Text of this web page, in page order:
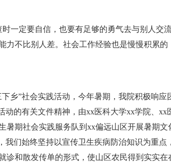
定要自信，也要有足够的勇气去与别人交流
力不比别人差。社会工作经验也是慢慢积累的
”社会实践活动，今年暑期，我院积极响应
动的有关文件精神，由xx医科大学xx学院、xx
期社会实践服务队到xx偏远山区开展暑期文
我们始终坚持以宣传卫生疾病防治知识为重点
诊和散发传单的形式，使山区农民得到实实在